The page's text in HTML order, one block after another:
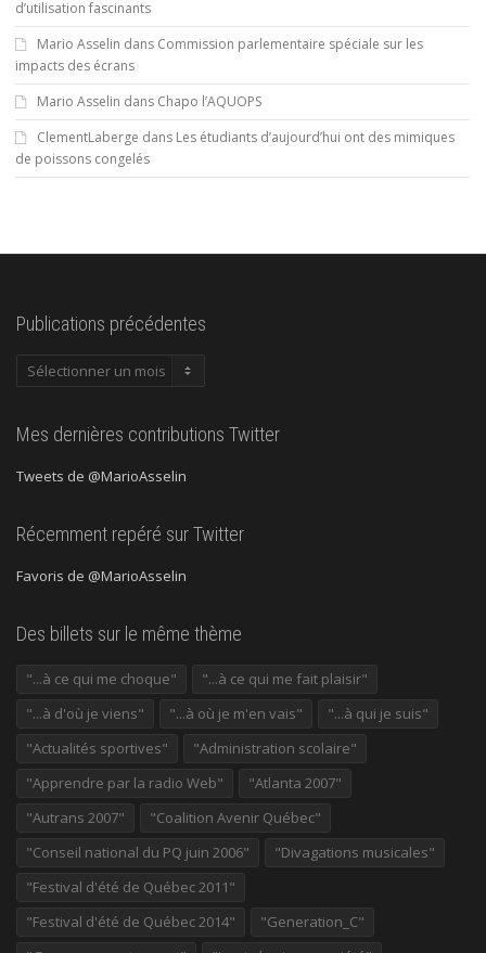
d’utilisation fascinants
Mario Asselin dans Commission parlementaire spéciale sur les
impacts des écrans
Mario Asselin dans Chapo l’AQUOPS
ClementLaberge dans Les étudiants d’aujourd’hui ont des mimiques
de poissons congelés
Publications précédentes
Publications
Mes dernières contributions Twitter
Tweets de @MarioAsselin
Récemment repéré sur Twitter
Favoris de @MarioAsselin
Des billets sur le même thème
"...à ce qui me choque"
"...à ce qui me fait plaisir"
"...à d'où je viens"
"...à où je m'en vais"
"...à qui je suis"
"Actualités sportives"
"Administration scolaire"
"Apprendre par la radio Web"
"Atlanta 2007"
"Autrans 2007"
"Coalition Avenir Québec"
"Conseil national du PQ juin 2006"
"Divagations musicales"
"Festival d'été de Québec 2011"
"Festival d'été de Québec 2014"
"Generation_C"